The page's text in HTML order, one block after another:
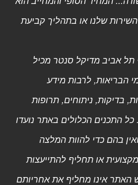
שלנו או בתהליך קביעת
תל אביב מדיקל סנטר מכיל
הבריאות, לרבות מידע
בדיקות, ניתוחים, תרופות
כל התכנים הכלולים באתר נועדו
בהם כדי להוות המלצה
או תחליף להתייעצות
האתר אינו מחליף את אחריותם